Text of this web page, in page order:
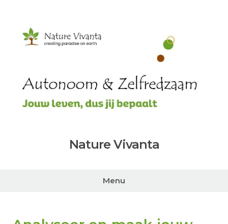
inhoud
Nature Vivanta
Menu